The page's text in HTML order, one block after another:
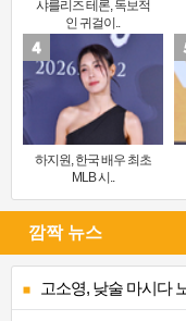
샤를리즈 테론, 독보적
인 귀걸이..
하지원, 한국 배우 최초
MLB 시..
깜짝 뉴스
고소영, 낮술 마시다